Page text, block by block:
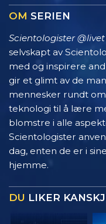
OM SERIEN
Scientologister @livet
selvskapt av
med og inspirere
gir et glimt av de
mennesker rundt
teknologi til å lære
blomstre i alle
Scientologister
dag, enten de er i
hjemme.
DU LIKER